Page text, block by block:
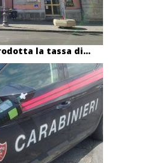
la tassa di...